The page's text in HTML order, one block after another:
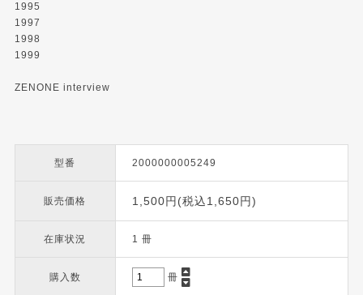
1995
1997
1998
1999
ZENONE interview
型番 2000000005249
販売価格 1,500円(税込1,650円)
在庫状況 1 冊
購入数 冊